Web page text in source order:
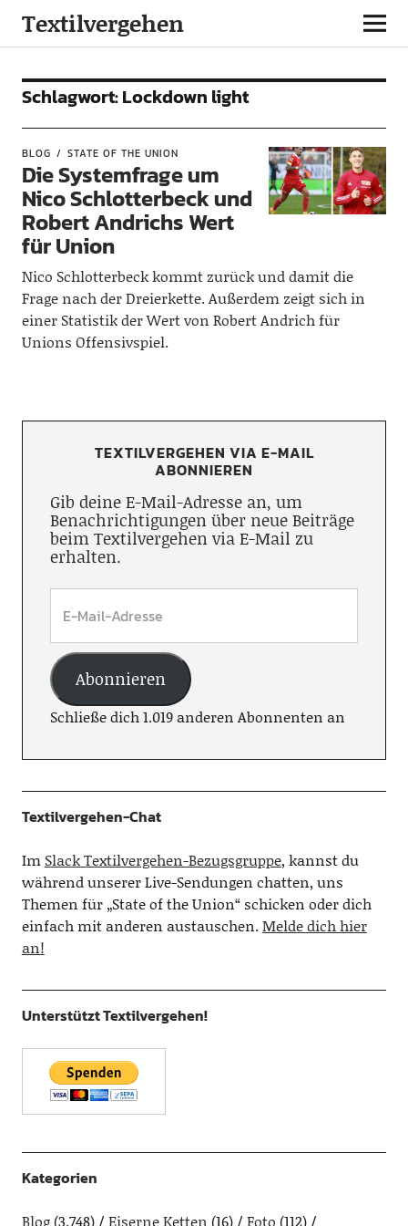
Textilvergehen
Schlagwort:Lockdown light
BLOG STATE OF THE UNION
Die Systemfrage um
Nico Schlotterbeck und
Robert Andrichs Wert
für Union
Nico Schlotterbeck kommt zurück und damit die
Frage nach der Dreierkette. Außerdem zeigt sich in
einer Statistik der Wert von Robert Andrich für
Unions Offensivspiel.
TEXTILVERGEHEN VIA E-MAIL
ABONNIEREN
Gib deine E-Mail-Adresse an, um
Benachrichtigungen über neue Beiträge
beim Textilvergehen via E-Mail zu
erhalten.
Abonnieren
Schließe dich 1.019 anderen Abonnenten an
Textilvergehen-Chat
Im Slack Textilvergehen-Bezugsgruppe, kannst du
während unserer Live-Sendungen chatten, uns
Themen für „State of the Union“ schicken oder dich
einfach mit anderen austauschen.Melde dich hier
an!
Unterstützt Textilvergehen!
Kategorien
Blog(3.748) Eiserne Ketten (16) Foto (112)